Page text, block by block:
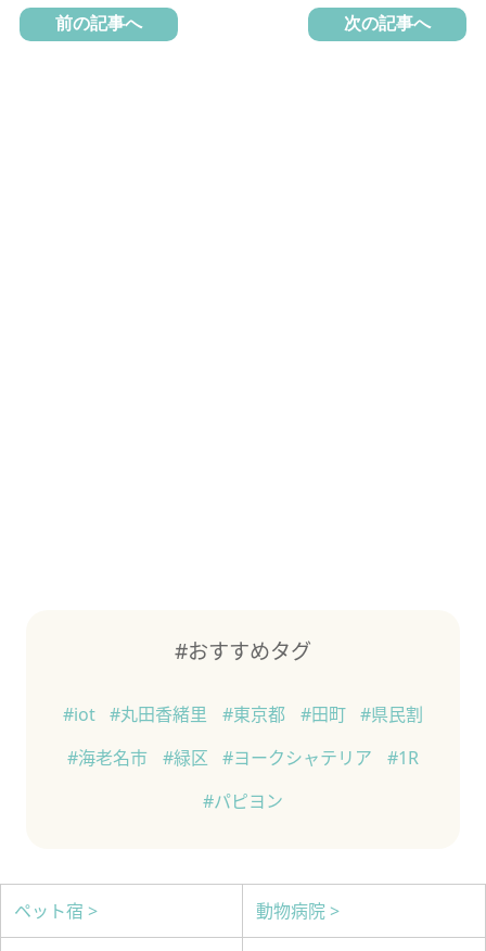
前の記事へ 次の記事へ
#おすすめタグ
#iot #丸田香緒里 #東京都 #田町 #県民割
#海老名市
#緑区 #ヨークシャテリア
#1R
#パピヨン
ペット宿 > 動物病院 >